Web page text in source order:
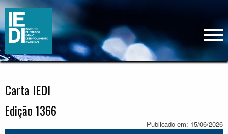
Carta IEDI
Edição 1366
Publicado em: 15/06/2026